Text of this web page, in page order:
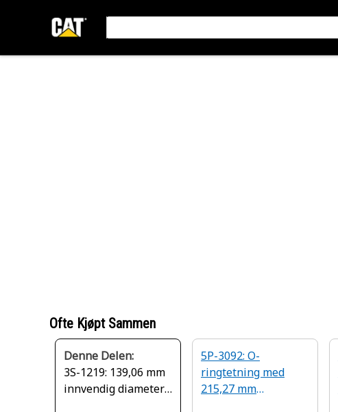
Ofte Kjøpt Sammen
Denne Delen:
3S-1219: 139,06 mm
innvendig diameter
5P-3092: O-
ringtetning med
215,27 mm